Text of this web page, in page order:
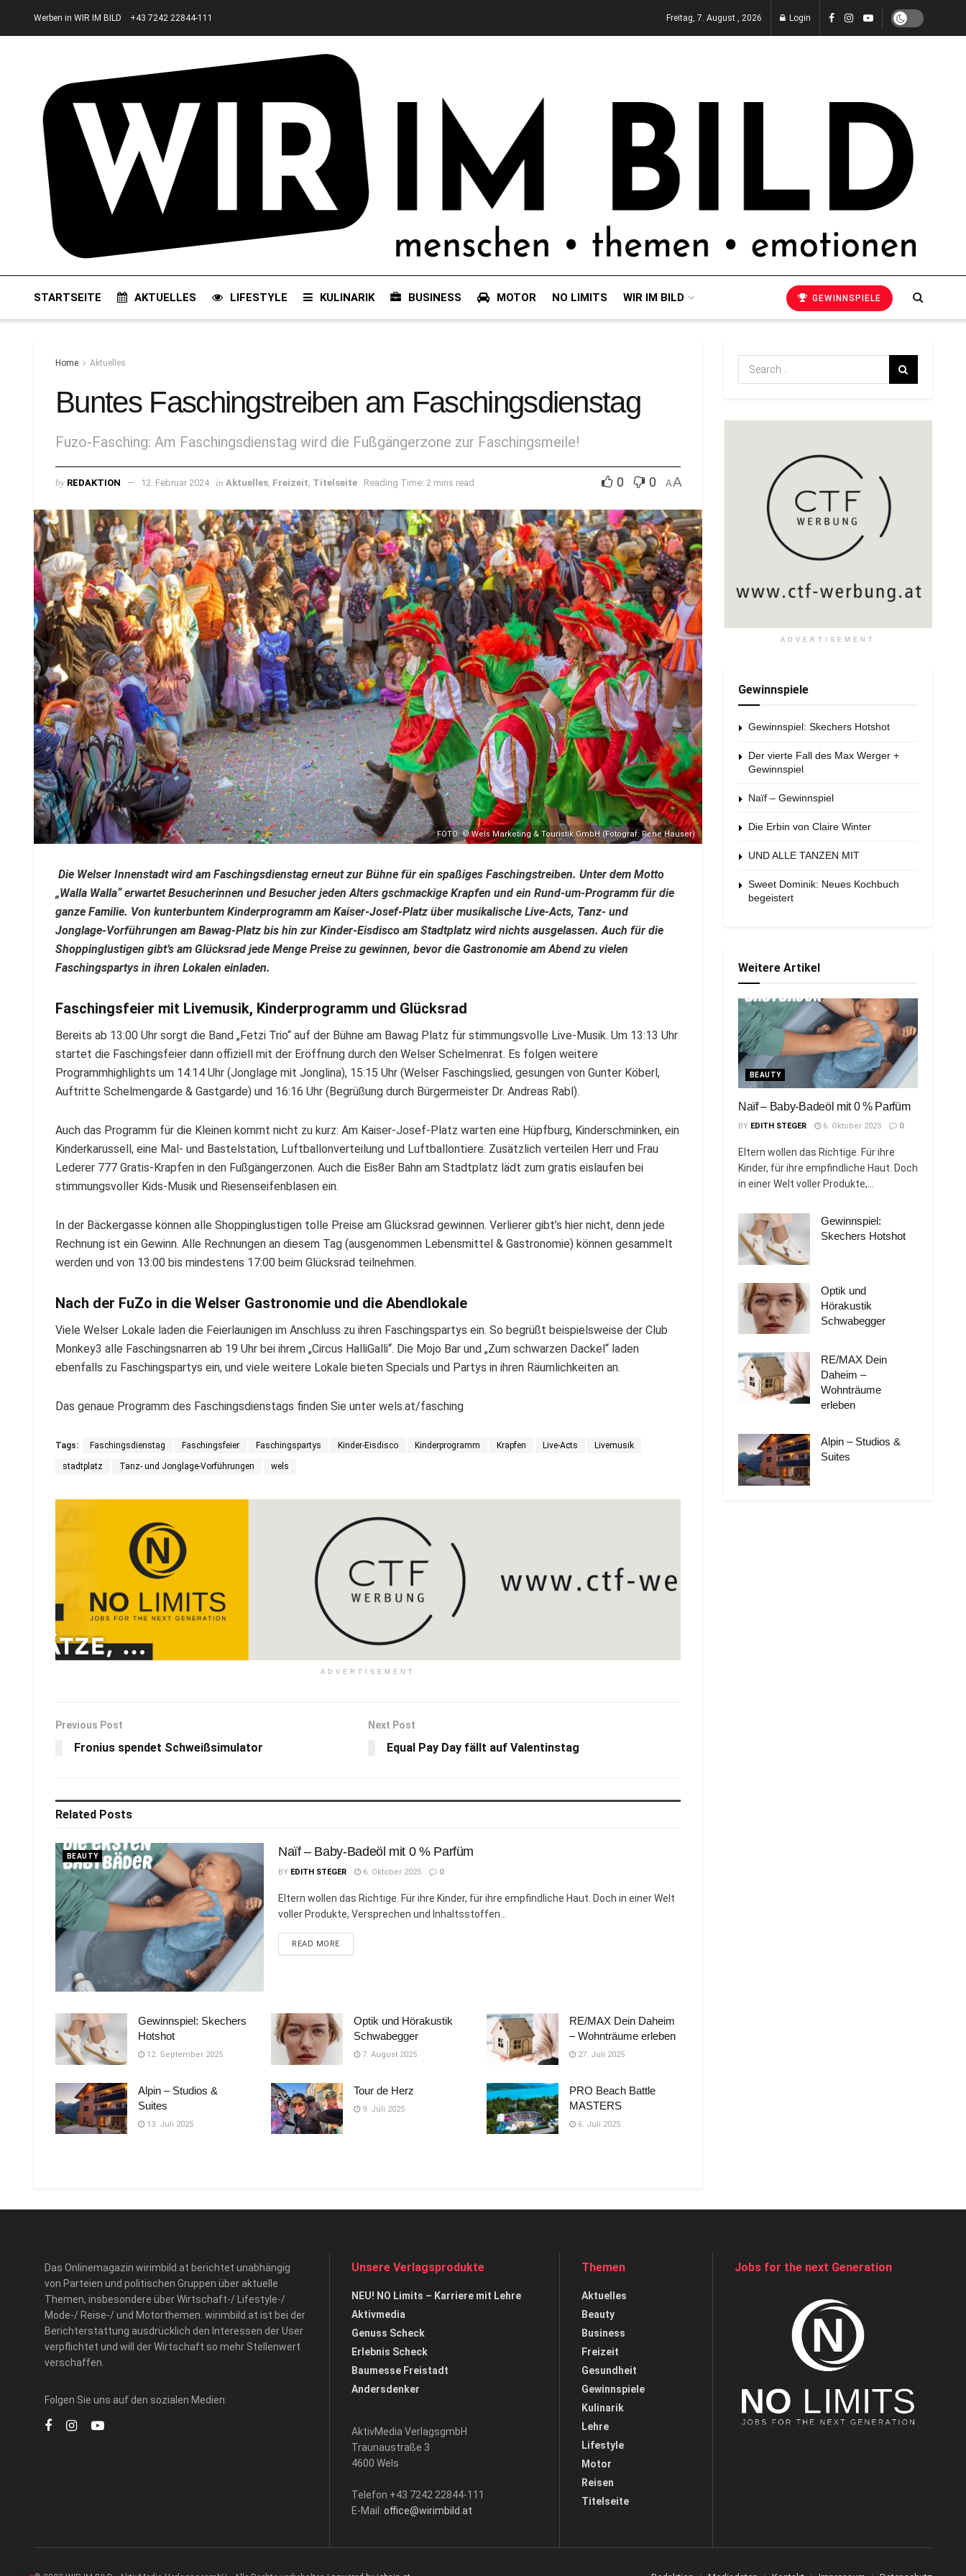
Werben in WIR IM BILD +43 7242 22844-111 Freitag, 7. August , 2026 Login
STARTSEITE AKTUELLES LIFESTYLE KULINARIK BUSINESS MOTOR NO LIMITS WIR IM BILD GEWINNSPIELE
Home Aktuelles
Buntes Faschingstreiben am Faschingsdienstag
Fuzo-Fasching: Am Faschingsdienstag wird die Fußgängerzone zur Faschingsmeile!
by REDAKTION 12. Februar 2024 in Aktuelles Freizeit Titelseite Reading Time: 2 mins read 0 0 AA
FOTO: © Wels Marketing & Touristik GmbH (Fotograf: Rene Hauser)
Die Welser Innenstadt wird am Faschingsdienstag erneut zur Bühne für ein spaßiges Faschingstreiben. Unter dem Motto
„Walla Walla“ erwartet Besucherinnen und Besucher jeden Alters gschmackige Krapfen und ein Rund-um-Programm für die
ganze Familie. Von kunterbuntem Kinderprogramm am Kaiser-Josef-Platz über musikalische Live-Acts, Tanz- und
Jonglage-Vorführungen am Bawag-Platz bis hin zur Kinder-Eisdisco am Stadtplatz wird nichts ausgelassen. Auch für die
Shoppinglustigen gibt’s am Glücksrad jede Menge Preise zu gewinnen, bevor die Gastronomie am Abend zu vielen
Faschingspartys in ihren Lokalen einladen.
Faschingsfeier mit Livemusik, Kinderprogramm und Glücksrad
Bereits ab 13:00 Uhr sorgt die Band „Fetzi Trio“ auf der Bühne am Bawag Platz für stimmungsvolle Live-Musik. Um 13:13 Uhr
startet die Faschingsfeier dann offiziell mit der Eröffnung durch den Welser Schelmenrat. Es folgen weitere
Programmhighlights um 14:14 Uhr (Jonglage mit Jonglina), 15:15 Uhr (Welser Faschingslied, gesungen von Gunter Köberl,
Auftritte Schelmengarde & Gastgarde) und 16:16 Uhr (Begrüßung durch Bürgermeister Dr. Andreas Rabl).
Auch das Programm für die Kleinen kommt nicht zu kurz: Am Kaiser-Josef-Platz warten eine Hüpfburg, Kinderschminken, ein
Kinderkarussell, eine Mal- und Bastelstation, Luftballonverteilung und Luftballontiere. Zusätzlich verteilen Herr und Frau
Lederer 777 Gratis-Krapfen in den Fußgängerzonen. Auch die Eis8er Bahn am Stadtplatz lädt zum gratis eislaufen bei
stimmungsvoller Kids-Musik und Riesenseifenblasen ein.
In der Bäckergasse können alle Shoppinglustigen tolle Preise am Glücksrad gewinnen. Verlierer gibt’s hier nicht, denn jede
Rechnung ist ein Gewinn. Alle Rechnungen an diesem Tag (ausgenommen Lebensmittel & Gastronomie) können gesammelt
werden und von 13:00 bis mindestens 17:00 beim Glücksrad teilnehmen.
Nach der FuZo in die Welser Gastronomie und die Abendlokale
Viele Welser Lokale laden die Feierlaunigen im Anschluss zu ihren Faschingspartys ein. So begrüßt beispielsweise der Club
Monkey3 alle Faschingsnarren ab 19 Uhr bei ihrem „Circus HalliGalli“. Die Mojo Bar und „Zum schwarzen Dackel“ laden
ebenfalls zu Faschingspartys ein, und viele weitere Lokale bieten Specials und Partys in ihren Räumlichkeiten an.
Das genaue Programm des Faschingsdienstags finden Sie unter wels.at/fasching
Tags: Faschingsdienstag Faschingsfeier Faschingspartys Kinder-Eisdisco Kinderprogramm Krapfen Live-Acts Livemusik
stadtplatz Tanz- und Jonglage-Vorführungen wels
ADVERTISEMENT
Previous Post
Fronius spendet Schweißsimulator
Next Post
Equal Pay Day fällt auf Valentinstag
Related Posts
BEAUTY Naïf – Baby-Badeöl mit 0 % Parfüm
BY EDITH STEGER 6. Oktober 2025 0
Eltern wollen das Richtige. Für ihre Kinder, für ihre empfindliche Haut. Doch in einer Welt
voller Produkte, Versprechen und Inhaltsstoffen...
READ MOREDETAILS
Gewinnspiel: Skechers
Hotshot
12. September 2025
Optik und Hörakustik
Schwabegger
7. August 2025
RE/MAX Dein Daheim
– Wohnträume erleben
27. Juli 2025
Alpin – Studios &
Suites
13. Juli 2025
Tour de Herz
9. Juli 2025
PRO Beach Battle
MASTERS
6. Juli 2025
ADVERTISEMENT
Gewinnspiele
Gewinnspiel: Skechers Hotshot
Der vierte Fall des Max Werger +
Gewinnspiel
Naïf – Gewinnspiel
Die Erbin von Claire Winter
UND ALLE TANZEN MIT
Sweet Dominik: Neues Kochbuch
begeistert
Weitere Artikel
BEAUTY
Naïf – Baby-Badeöl mit 0 % Parfüm
BY EDITH STEGER 6. Oktober 2025 0
Eltern wollen das Richtige. Für ihre
Kinder, für ihre empfindliche Haut. Doch
in einer Welt voller Produkte,...
Gewinnspiel:
Skechers Hotshot
Optik und
Hörakustik
Schwabegger
RE/MAX Dein
Daheim –
Wohnträume
erleben
Alpin – Studios &
Suites
Das Onlinemagazin wirimbild.at berichtet unabhängig
von Parteien und politischen Gruppen über aktuelle
Themen, insbesondere über Wirtschaft-/ Lifestyle-/
Mode-/ Reise-/ und Motorthemen. wirimbild.at ist bei der
Berichterstattung ausdrücklich den Interessen der User
verpflichtet und will der Wirtschaft so mehr Stellenwert
verschaffen.
Folgen Sie uns auf den sozialen Medien:
Unsere Verlagsprodukte
NEU! NO Limits – Karriere mit Lehre
Aktivmedia
Genuss Scheck
Erlebnis Scheck
Baumesse Freistadt
Andersdenker
AktivMedia VerlagsgmbH
Traunaustraße 3
4600 Wels
Telefon +43 7242 22844-111
E-Mail: office@wirimbild.at
Themen
Aktuelles
Beauty
Business
Freizeit
Gesundheit
Gewinnspiele
Kulinarik
Lehre
Lifestyle
Motor
Reisen
Titelseite
Jobs for the next Generation